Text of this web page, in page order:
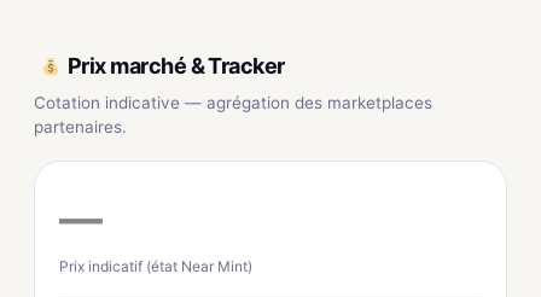
Prix marché & Tracker
Cotation indicative — agrégation des marketplaces
partenaires.
—
Prix indicatif (état Near Mint)